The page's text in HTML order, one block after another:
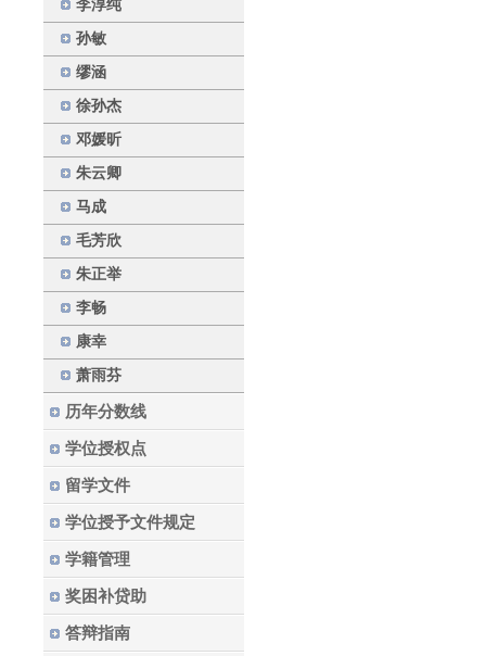
李淳纯
孙敏
缪涵
徐孙杰
邓媛昕
朱云卿
马成
毛芳欣
朱正举
李畅
康幸
萧雨芬
历年分数线
学位授权点
留学文件
学位授予文件规定
学籍管理
奖困补贷助
答辩指南